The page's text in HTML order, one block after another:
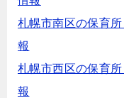
札幌市南区の保育
報
札幌市西区の保育
報